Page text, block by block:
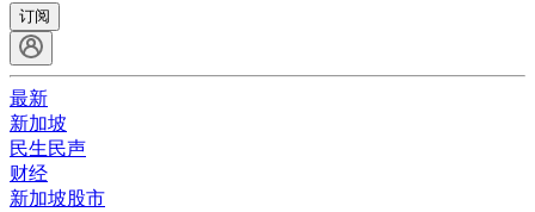
订阅
最新
新加坡
民生民声
财经
新加坡股市